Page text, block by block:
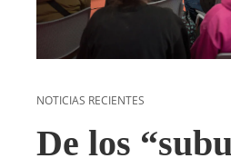
NOTICIAS RECIENTES
De los